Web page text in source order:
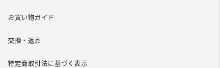
お買い物ガイド
交換・返品
特定商取引法に基づく表示